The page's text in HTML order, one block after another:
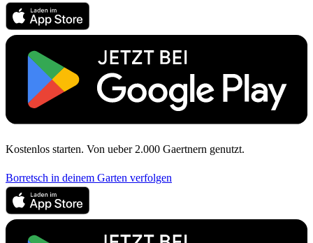
Kostenlos starten. Von ueber 2.000 Gaertnern genutzt.
Borretsch in deinem Garten verfolgen